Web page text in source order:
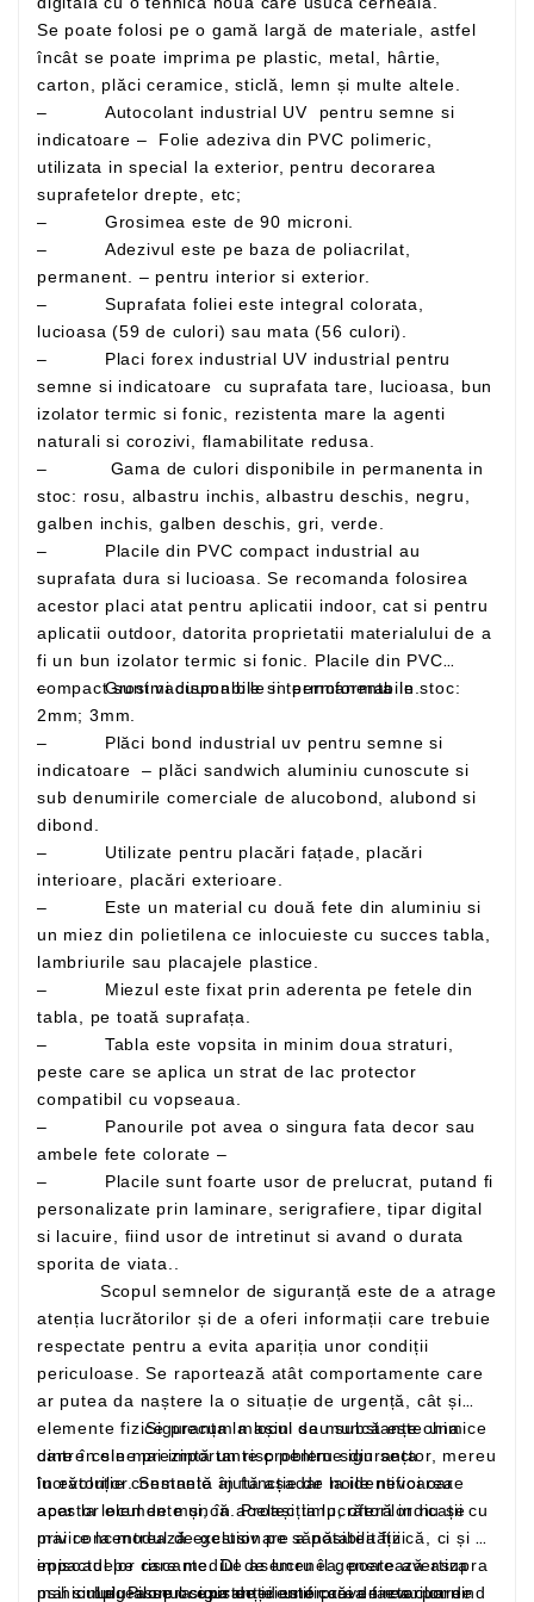
Se poate folosi pe o gamă largă de materiale, astfel
încât se poate imprima pe plastic, metal, hârtie,
carton, plăci ceramice, sticlă, lemn și multe altele.
– Autocolant industrial UV pentru semne si
indicatoare – Folie adeziva din PVC polimeric,
utilizata in special la exterior, pentru decorarea
suprafetelor drepte, etc;
– Grosimea este de 90 microni.
– Adezivul este pe baza de poliacrilat,
permanent. – pentru interior si exterior.
– Suprafata foliei este integral colorata,
lucioasa (59 de culori) sau mata (56 culori).
– Placi forex industrial UV industrial pentru
semne si indicatoare cu suprafata tare, lucioasa, bun
izolator termic si fonic, rezistenta mare la agenti
naturali si corozivi, flamabilitate redusa.
– Gama de culori disponibile in permanenta in
stoc: rosu, albastru inchis, albastru deschis, negru,
galben inchis, galben deschis, gri, verde.
– Placile din PVC compact industrial au
suprafata dura si lucioasa. Se recomanda folosirea
acestor placi atat pentru aplicatii indoor, cat si pentru
aplicatii outdoor, datorita proprietatii materialului de a
fi un bun izolator termic si fonic. Placile din PVC
compact sunt vacuumabile si termoformabile.
– Grosimi disponibile in permanenta in stoc:
2mm; 3mm.
– Plăci bond industrial uv pentru semne si
indicatoare – plăci sandwich aluminiu cunoscute si
sub denumirile comerciale de alucobond, alubond si
dibond.
– Utilizate pentru placări fațade, placări
interioare, placări exterioare.
– Este un material cu două fete din aluminiu si
un miez din polietilena ce inlocuieste cu succes tabla,
lambriurile sau placajele plastice.
– Miezul este fixat prin aderenta pe fetele din
tabla, pe toată suprafața.
– Tabla este vopsita in minim doua straturi,
peste care se aplica un strat de lac protector
compatibil cu vopseaua.
– Panourile pot avea o singura fata decor sau
ambele fete colorate –
– Placile sunt foarte usor de prelucrat, putand fi
personalizate prin laminare, serigrafiere, tipar digital
si lacuire, fiind usor de intretinut si avand o durata
sporita de viata..
atenția lucrătorilor și de a oferi informații care trebuie
respectate pentru a evita apariția unor condiții
periculoase. Se raportează atât comportamente care
ar putea da naștere la o situație de urgență, cât și
elemente fizice precum mașini sau substanțe chimice
care în sine prezintă un risc pentru siguranța
lucrătorilor. Semnele ajută așadar la identificarea
acestor elemente și, în același timp, oferă indicații cu
privire la modul de gestionare a posibilității
episoadelor riscante. De asemenea, poate avertiza
mai simplu asupra existenței unor căi de evacuare
Siguranța la locul de muncă este una
dintre cele mai importante probleme din sector, mereu
în evoluție constantă în funcție de noile nevoi care
apar la locul de muncă. Protecția lucrătorilor nu se
mai concentrează exclusiv pe sănătatea fizică, ci și pe
impactul pe care mediul de lucru îl generează asupra
psihicului. Pilonul siguranței este prevenirea: pornind
Legea se ocupa de identificarea factorilor de